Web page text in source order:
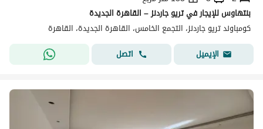
بنتهاوس للإيجار في تريو جاردنز – القاهرة الجديدة
كومباوند تريو جاردنز، التجمع الخامس، القاهرة الجديدة، القاهرة
الإيميل
اتصل